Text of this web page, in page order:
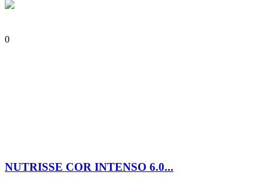
0
NUTRISSE COR INTENSO 6.0...